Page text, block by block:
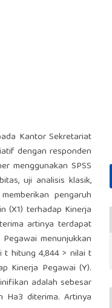
Kantor Sekretariat
dengan responden
menggunakan SPSS
uji analisis klasik,
pengaruh
(X1) terhadap Kinerja
artinya terdapat
menunjukkan
t hitung 4,844 > nilai t
Kinerja Pegawai (Y).
adalah sebesar
diterima. Artinya